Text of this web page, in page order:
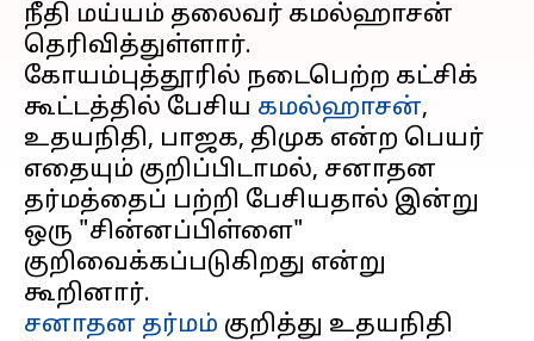
நீதி மய்யம் தலைவர் கமல்ஹாசன்
தெரிவித்துள்ளார்.
கோயம்புத்தூரில் நடைபெற்ற கட்சிக்
கூட்டத்தில் பேசிய கமல்ஹாசன்,
உதயநிதி, பாஜக, திமுக என்ற பெயர்
எதையும் குறிப்பிடாமல், சனாதன
தர்மத்தைப் பற்றி பேசியதால் இன்று
ஒரு "சின்னப்பிள்ளை"
குறிவைக்கப்படுகிறது என்று
சனாதன தர்மம் குறித்து உதயநிதி